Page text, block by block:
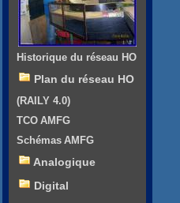
Historique du réseau HO
Plan du réseau HO
(RAILY 4.0)
TCO AMFG
Schémas AMFG
Analogique
Digital